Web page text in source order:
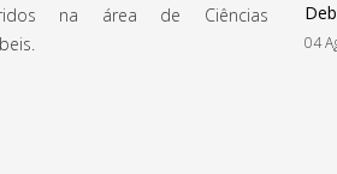
na área de Ciências
04